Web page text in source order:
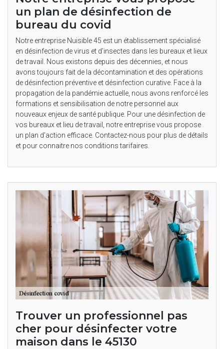
un plan de désinfection de
bureau du covid
Notre entreprise Nuisible 45 est un établissement spécialisé
en désinfection de virus et d’insectes dans les bureaux et lieux
de travail. Nous existons depuis des décennies, et nous
avons toujours fait de la décontamination et des opérations
de désinfection préventive et désinfection curative. Face à la
propagation de la pandémie actuelle, nous avons renforcé les
formations et sensibilisation de notre personnel aux
nouveaux enjeux de santé publique. Pour une désinfection de
vos bureaux et lieu de travail, notre entreprise vous propose
un plan d’action efficace. Contactez-nous pour plus de détails
et pour connaitre nos conditions tarifaires.
Trouver un professionnel pas
cher pour désinfecter votre
maison dans le 45130